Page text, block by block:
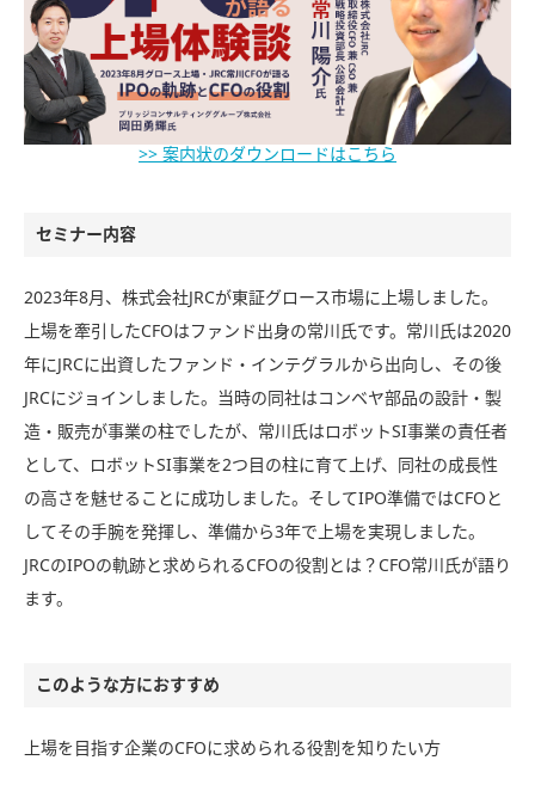
>> 案内状のダウンロードはこちら
セミナー内容
2023年8月、株式会社JRCが東証グロース市場に上場しました。
上場を牽引したCFOはファンド出身の常川氏です。常川氏は2020
年にJRCに出資したファンド・インテグラルから出向し、その後
JRCにジョインしました。当時の同社はコンベヤ部品の設計・製
造・販売が事業の柱でしたが、常川氏はロボットSI事業の責任者
として、ロボットSI事業を2つ目の柱に育て上げ、同社の成長性
の高さを魅せることに成功しました。そしてIPO準備ではCFOと
してその手腕を発揮し、準備から3年で上場を実現しました。
JRCのIPOの軌跡と求められるCFOの役割とは？CFO常川氏が語り
ます。
このような方におすすめ
上場を目指す企業のCFOに求められる役割を知りたい方